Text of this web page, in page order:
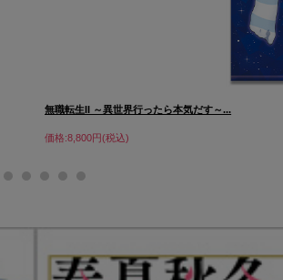
無職転生II ～異世界行ったら本気だす～...
価格:8,800円(税込)